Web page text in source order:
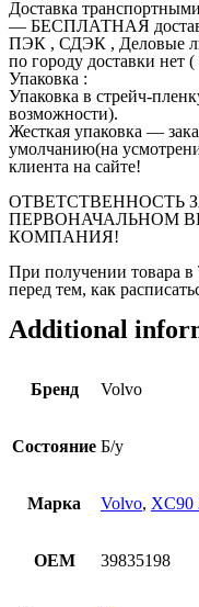
Доставка
— БЕСПЛАТНАЯ
ПЭК , СДЭК , Деловые
по городу доставки нет
Упаковка :
Упаковка в стрейч-
возможности).
Жесткая упаковка —
умолчанию(на
клиента на сайте!
ОТВЕТСТВЕННОСТЬ
ПЕРВОНАЧАЛЬНОМ
КОМПАНИЯ!
При получении товара в
перед тем, как
Additional
Бренд Volvo
Состояние Б/у
Марка Volvo, XC90
OEM 39835198